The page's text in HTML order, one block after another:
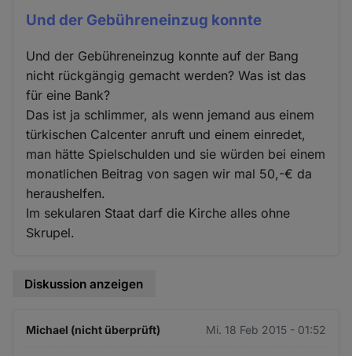
Und der Gebühreneinzug konnte
Und der Gebühreneinzug konnte auf der Bang
nicht rückgängig gemacht werden? Was ist das
für eine Bank?
Das ist ja schlimmer, als wenn jemand aus einem
türkischen Calcenter anruft und einem einredet,
man hätte Spielschulden und sie würden bei einem
monatlichen Beitrag von sagen wir mal 50,-€ da
heraushelfen.
Im sekularen Staat darf die Kirche alles ohne
Skrupel.
Diskussion anzeigen
Michael (nicht überprüft) Mi. 18 Feb 2015 - 01:52